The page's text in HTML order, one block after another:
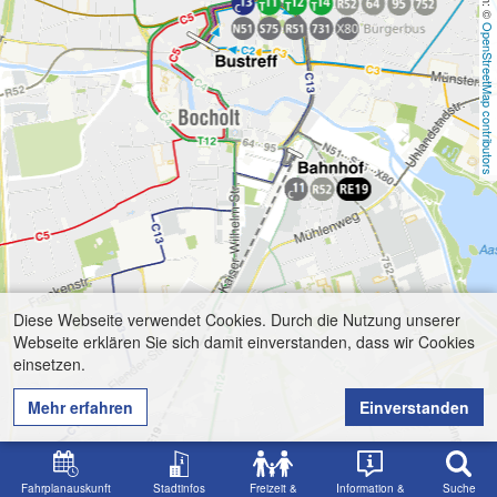
OpenStreetMap contributors
Fahrplanauskunft Stadtinfos
Freizeit &
Information &
Suche
Diese Webseite verwendet Cookies. Durch die Nutzung unserer
Webseite erklären Sie sich damit einverstanden, dass wir Cookies
einsetzen.
Mehr erfahren
Einverstanden